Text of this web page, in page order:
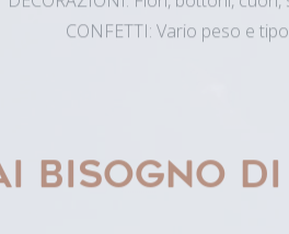
NASTRI: Vario colore e
DECORAZIONI: Fiori, bottoni, cuori,